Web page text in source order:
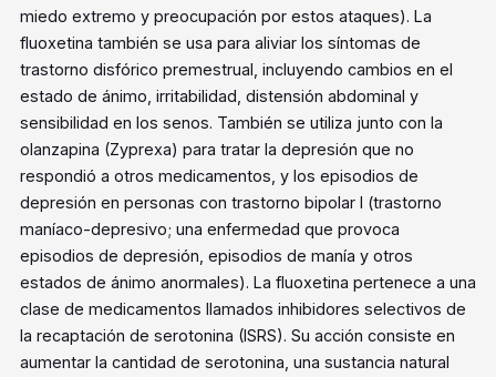
miedo extremo y preocupación por estos ataques). La
fluoxetina también se usa para aliviar los síntomas de
trastorno disfórico premestrual, incluyendo cambios en el
estado de ánimo, irritabilidad, distensión abdominal y
sensibilidad en los senos. También se utiliza junto con la
olanzapina (Zyprexa) para tratar la depresión que no
respondió a otros medicamentos, y los episodios de
depresión en personas con trastorno bipolar I (trastorno
maníaco-depresivo; una enfermedad que provoca
episodios de depresión, episodios de manía y otros
estados de ánimo anormales). La fluoxetina pertenece a una
clase de medicamentos llamados inhibidores selectivos de
la recaptación de serotonina (ISRS). Su acción consiste en
aumentar la cantidad de serotonina, una sustancia natural